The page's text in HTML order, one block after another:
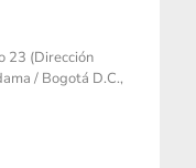
23 (Dirección
/ Bogotá D.C.,